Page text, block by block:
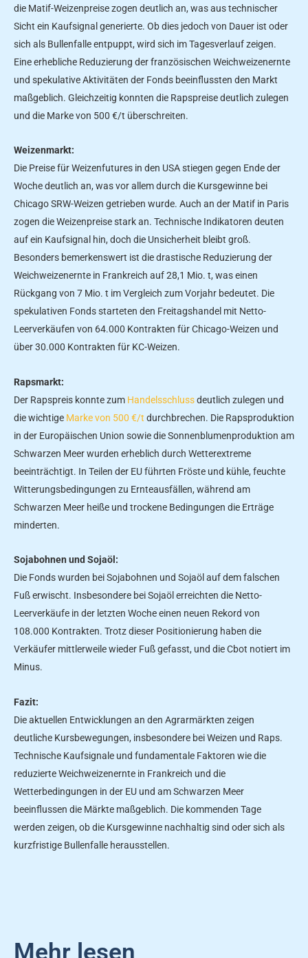
die Matif-Weizenpreise zogen deutlich an, was aus technischer
Sicht ein Kaufsignal generierte. Ob dies jedoch von Dauer ist oder
sich als Bullenfalle entpuppt, wird sich im Tagesverlauf zeigen.
Eine erhebliche Reduzierung der französischen Weichweizenernte
und spekulative Aktivitäten der Fonds beeinflussten den Markt
maßgeblich. Gleichzeitig konnten die Rapspreise deutlich zulegen
und die Marke von 500 €/t überschreiten.
Weizenmarkt:
Die Preise für Weizenfutures in den USA stiegen gegen Ende der
Woche deutlich an, was vor allem durch die Kursgewinne bei
Chicago SRW-Weizen getrieben wurde. Auch an der Matif in Paris
zogen die Weizenpreise stark an. Technische Indikatoren deuten
auf ein Kaufsignal hin, doch die Unsicherheit bleibt groß.
Besonders bemerkenswert ist die drastische Reduzierung der
Weichweizenernte in Frankreich auf 28,1 Mio. t, was einen
Rückgang von 7 Mio. t im Vergleich zum Vorjahr bedeutet. Die
spekulativen Fonds starteten den Freitagshandel mit Netto-
Leerverkäufen von 64.000 Kontrakten für Chicago-Weizen und
über 30.000 Kontrakten für KC-Weizen.
Rapsmarkt:
Der Rapspreis konnte zum Handelsschlussdeutlich zulegen und
die wichtige Marke von 500 €/t durchbrechen. Die Rapsproduktion
in der Europäischen Union sowie die Sonnenblumenproduktion am
Schwarzen Meer wurden erheblich durch Wetterextreme
beeinträchtigt. In Teilen der EU führten Fröste und kühle, feuchte
Witterungsbedingungen zu Ernteausfällen, während am
Schwarzen Meer heiße und trockene Bedingungen die Erträge
minderten.
Sojabohnen und Sojaöl:
Die Fonds wurden bei Sojabohnen und Sojaöl auf dem falschen
Fuß erwischt. Insbesondere bei Sojaöl erreichten die Netto-
Leerverkäufe in der letzten Woche einen neuen Rekord von
108.000 Kontrakten. Trotz dieser Positionierung haben die
Verkäufer mittlerweile wieder Fuß gefasst, und die Cbot notiert im
Minus.
Fazit:
Die aktuellen Entwicklungen an den Agrarmärkten zeigen
deutliche Kursbewegungen, insbesondere bei Weizen und Raps.
Technische Kaufsignale und fundamentale Faktoren wie die
reduzierte Weichweizenernte in Frankreich und die
Wetterbedingungen in der EU und am Schwarzen Meer
beeinflussen die Märkte maßgeblich. Die kommenden Tage
werden zeigen, ob die Kursgewinne nachhaltig sind oder sich als
kurzfristige Bullenfalle herausstellen.
Mehr lesen